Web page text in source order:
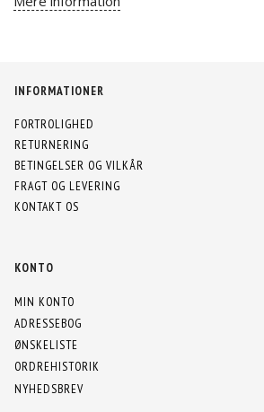
INFORMATIONER
FORTROLIGHED
RETURNERING
BETINGELSER OG VILKÅR
FRAGT OG LEVERING
KONTAKT OS
KONTO
MIN KONTO
ADRESSEBOG
ØNSKELISTE
ORDREHISTORIK
NYHEDSBREV